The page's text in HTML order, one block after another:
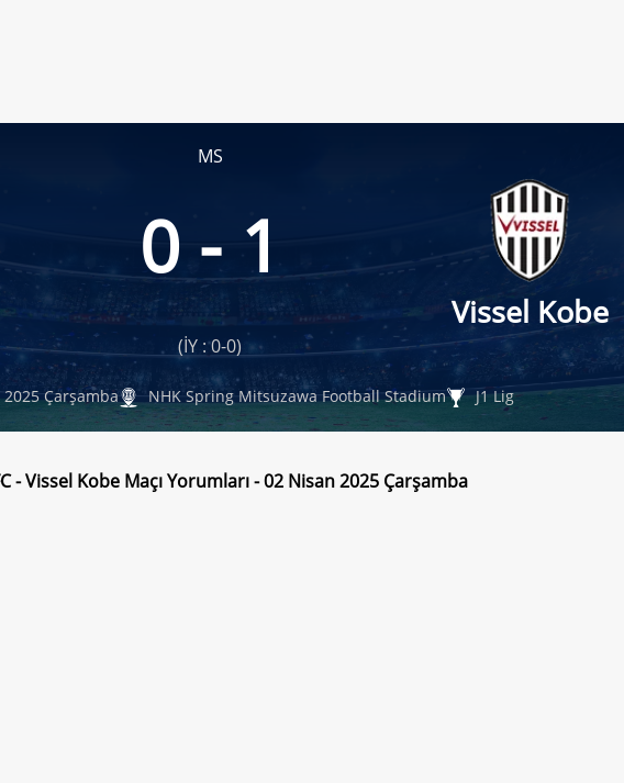
MS
0 - 1
Vissel Kobe
(İY : 0-0)
Çarşamba NHK Spring Mitsuzawa Football Stadium J1 Lig
- Vissel Kobe Maçı Yorumları - 02 Nisan 2025 Çarşamba